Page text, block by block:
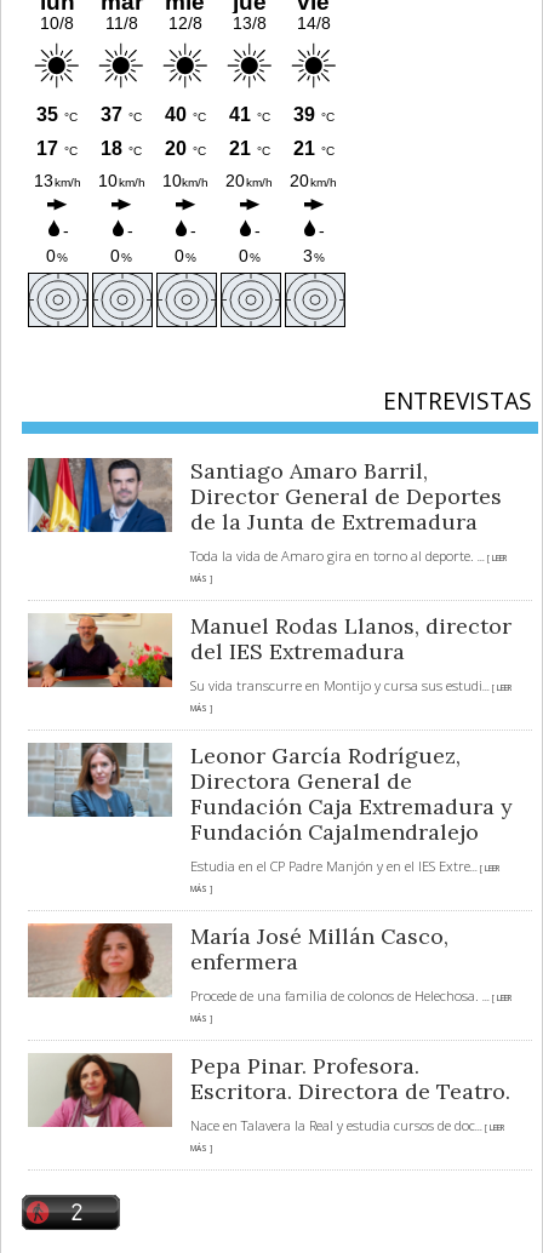
ENTREVISTAS
Santiago Amaro Barril,
Director General de Deportes
de la Junta de Extremadura
Toda la vida de Amaro gira en torno al deporte.
... [ LEER
MÁS ]
Manuel Rodas Llanos, director
del IES Extremadura
Su vida transcurre en Montijo y cursa sus estudi... [ LEER
MÁS ]
Leonor García Rodríguez,
Directora General de
Fundación Caja Extremadura y
Fundación Cajalmendralejo
Estudia en el CP Padre Manjón y en el IES Extre... [ LEER
MÁS ]
María José Millán Casco,
enfermera
Procede de una familia de colonos de Helechosa.
... [ LEER
MÁS ]
Pepa Pinar. Profesora.
Escritora. Directora de Teatro.
Nace en Talavera la Real y estudia cursos de doc... [ LEER
MÁS ]